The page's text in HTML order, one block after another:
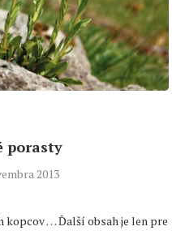
porasty
2013
… Ďalší obsah je len pre